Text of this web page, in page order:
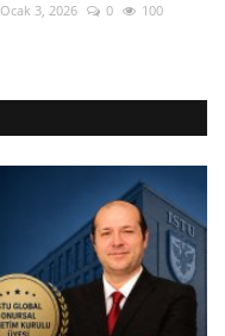
Ocak 3, 2026 0 100